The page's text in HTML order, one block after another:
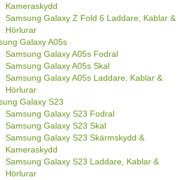
Kameraskydd
Samsung Galaxy Z Fold 6 Laddare, Kablar &
Hörlurar
Galaxy A05s
Samsung Galaxy A05s Fodral
Samsung Galaxy A05s Skal
Samsung Galaxy A05s Laddare, Kablar &
Hörlurar
Galaxy S23
Samsung Galaxy S23 Fodral
Samsung Galaxy S23 Skal
Samsung Galaxy S23 Skärmskydd &
Kameraskydd
Samsung Galaxy S23 Laddare, Kablar &
Hörlurar